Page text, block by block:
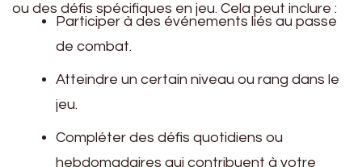
ou des défis spécifiques en jeu. Cela peut inclure :
Participer à des événements liés au passe
de combat.
Atteindre un certain niveau ou rang dans le
jeu.
Compléter des défis quotidiens ou
hebdomadaires qui contribuent à votre